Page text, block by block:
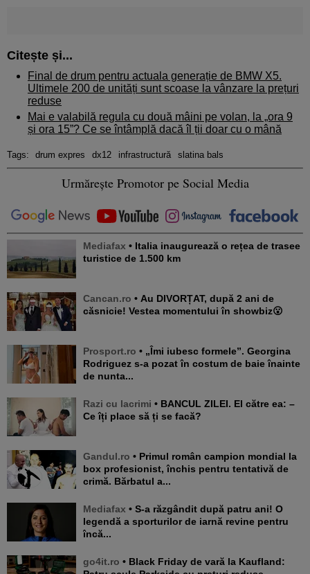
Citește și...
Final de drum pentru actuala generație de BMW X5.
Ultimele 200 de unități sunt scoase la vânzare la prețuri
reduse
Mai e valabilă regula cu două mâini pe volan, la „ora 9
și ora 15”? Ce se întâmplă dacă îl ții doar cu o mână
Tags: drum expres dx12 infrastructură slatina bals
Urmărește Promotor pe Social Media
Mediafax • Italia inaugurează o rețea de trasee
turistice de 1.500 km
Cancan.ro • Au DIVORȚAT, după 2 ani de
căsnicie! Vestea momentului în showbiz😮
Prosport.ro • „Îmi iubesc formele”. Georgina
Rodriguez s-a pozat în costum de baie înainte
de nunta...
Razi cu lacrimi • BANCUL ZILEI. El către ea: –
Ce îți place să ți se facă?
Gandul.ro • Primul român campion mondial la
box profesionist, închis pentru tentativă de
crimă. Bărbatul a...
Mediafax • S-a răzgândit după patru ani! O
legendă a sporturilor de iarnă revine pentru
încă...
go4it.ro • Black Friday de vară la Kaufland: